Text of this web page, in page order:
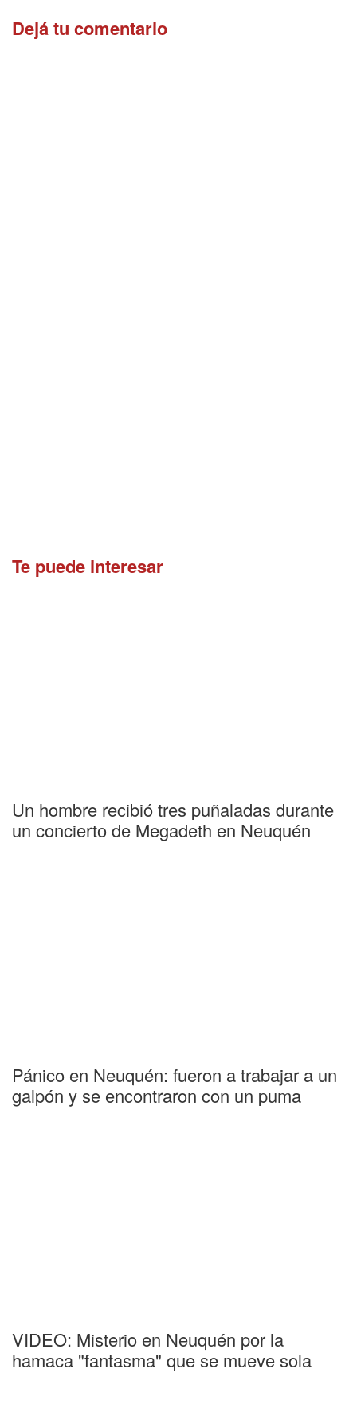
Dejá tu comentario
Te puede interesar
Un hombre recibió tres puñaladas durante
un concierto de Megadeth en Neuquén
Pánico en Neuquén: fueron a trabajar a un
galpón y se encontraron con un puma
VIDEO: Misterio en Neuquén por la
hamaca "fantasma" que se mueve sola